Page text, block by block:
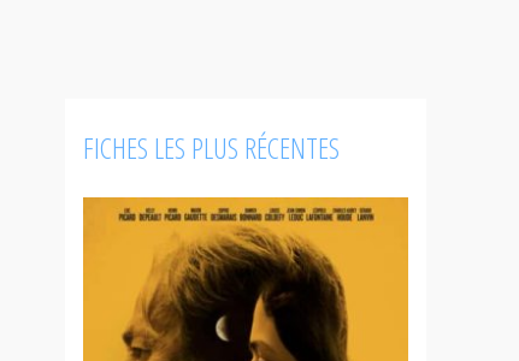
FICHES LES PLUS RÉCENTES